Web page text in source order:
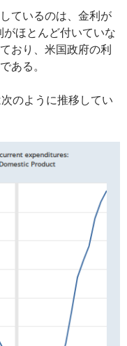
ているのは、金利が
ほとんど付いていな
おり、米国政府の利
ある。
のように推移してい